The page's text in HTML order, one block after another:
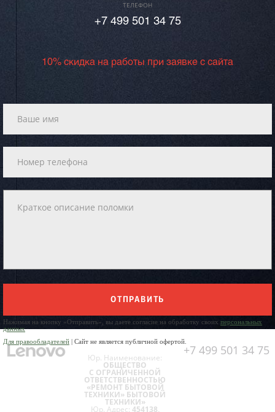
ТЕЛЕФОН
+7 499 501 34 75
10% скидка на работы при заявке с сайта
ОТПРАВИТЬ
Нажимая на кнопку «Отправить», вы даете согласие на обработку своих персональных
данных
Для правообладателей | Сайт не является публичной офертой.
+7 499 501 34 75
Юр. Наименование:
ОБЩЕСТВО
С ОГРАНИЧЕННОЙ
ОТВЕТСТВЕННОСТЬЮ
«РЕМОНТ БЫТОВОЙ
ТЕХНИКИ» БЫТОВОЙ
ТЕХНИКИ»
Юр. Адрес: 454138,